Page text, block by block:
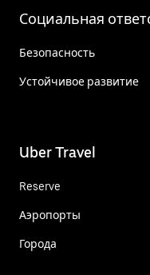
Социальная
Безопасность
Устойчивое развитие
Uber Travel
Reserve
Аэропорты
Города